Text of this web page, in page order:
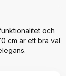
och
cm är ett bra val